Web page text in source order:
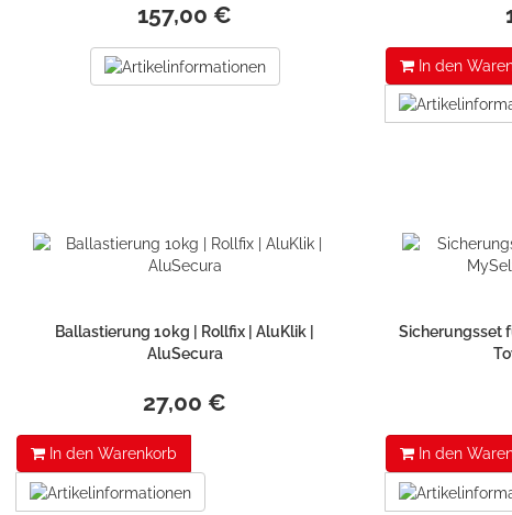
157,00 €
In den
Ballastierung 10kg | Rollfix | AluKlik |
AluSecura
27,00 €
In den Warenkorb
Sicherungsset
In den